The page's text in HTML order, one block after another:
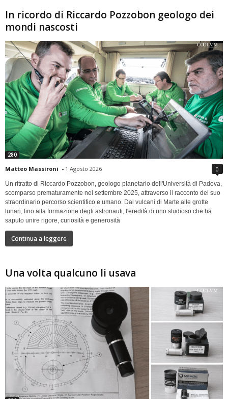
In ricordo di Riccardo Pozzobon geologo dei
mondi nascosti
280
Matteo Massironi - 1 Agosto 2026 0
Un ritratto di Riccardo Pozzobon, geologo planetario dell'Università di Padova,
scomparso prematuramente nel settembre 2025, attraverso il racconto del suo
straordinario percorso scientifico e umano. Dai vulcani di Marte alle grotte
lunari, fino alla formazione degli astronauti, l'eredità di uno studioso che ha
saputo unire rigore, curiosità e generosità
Continua a leggere
Una volta qualcuno li usava